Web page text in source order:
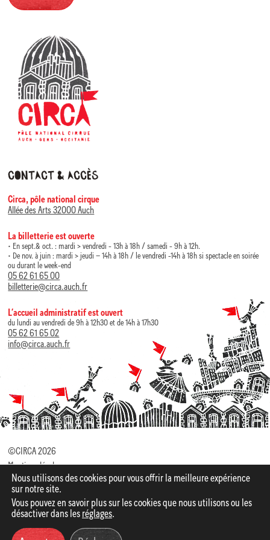
Contact & accès
Circa, pôle national cirque
Allée des Arts 32000 Auch
La billetterie est ouverte
• En sept.& oct. : mardi > vendredi - 13h à 18h / samedi - 9h à 12h.
• De nov. à juin : mardi > jeudi – 14h à 18h / le vendredi -14h à 18h si spectacle en soirée
ou durant le week-end
05 62 61 65 00
billetterie@circa.auch.fr
L’accueil administratif est ouvert
du lundi au vendredi de 9h à 12h30 et de 14h à 17h30
05 62 61 65 02
info@circa.auch.fr
©CIRCA 2026
Mentions légales
Politique de Confidentialité
Identité visuelle parElza Lacotte Site web par Studio
Nous utilisons des cookies pour vous offrir la meilleure expérience
sur notre site.
Vous pouvez en savoir plus sur les cookies que nous utilisons ou les
désactiver dans les réglages.